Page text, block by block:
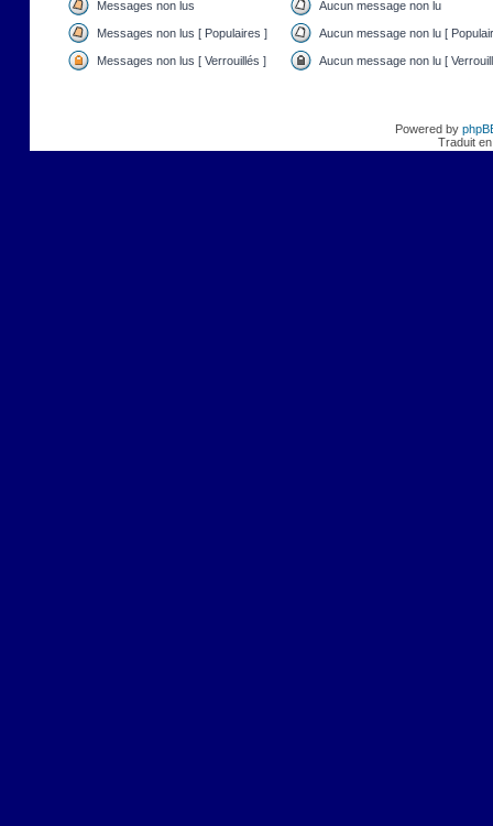
Messages non lus Aucun message non lu
Messages non lus [ Populaires ] Aucun message non lu [
Messages non lus [ Verrouillés ] Aucun message non lu [
Powered by
Traduit